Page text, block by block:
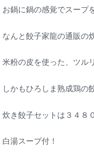
お鍋に鍋の感覚でスープ
なんと餃子家龍の通販の
米粉の皮を使った、ツル
しかもひろしま熟成鶏の
炊き餃子セットは３４８
白湯スープ付！